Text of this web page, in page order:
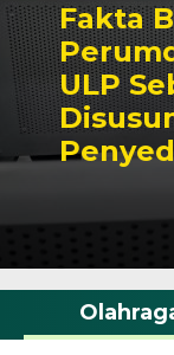
Fakta
ULP